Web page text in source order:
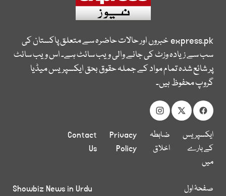
express.pkخبروں اور حالات حاضرہ سے متعلق پاکستان کی
سب سے زیادہ وزٹ کی جانے والی ویب سائٹ ہے۔ اس ویب سائٹ
پر شائع شدہ تمام مواد کے جملہ حقوق بحق ایکسپریس میڈیا
گروپ محفوظ ہیں۔
ایکسپریس
کے بارے
میں
ضابطہ
اخلاق
Privacy
Policy
Contact
Us
صفحۂ اول
Showbiz News in Urdu